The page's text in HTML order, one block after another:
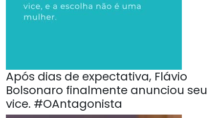
Após dias de expectativa, Flávio
Bolsonaro finalmente anunciou seu
vice. #OAntagonista